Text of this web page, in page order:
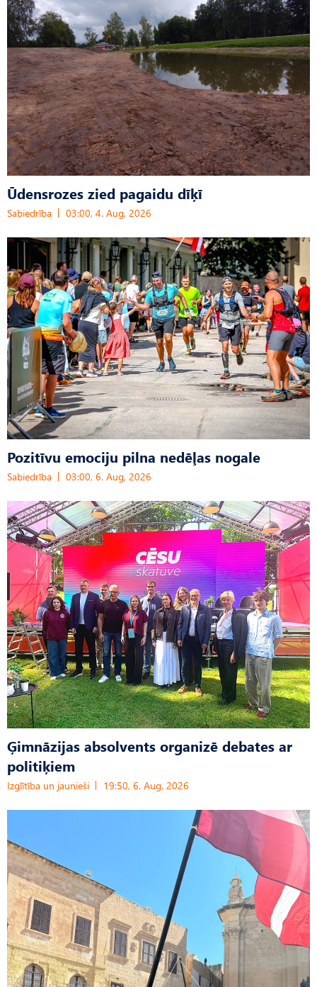
Ūdensrozes zied pagaidu dīķī
Sabiedrība 03:00, 4. Aug, 2026
Pozitīvu emociju pilna nedēļas nogale
Sabiedrība 03:00, 6. Aug, 2026
Ģimnāzijas absolvents organizē debates ar
politiķiem
Izglītība un jaunieši 19:50, 6. Aug, 2026